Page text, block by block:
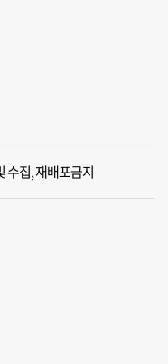
집, 재배포금지